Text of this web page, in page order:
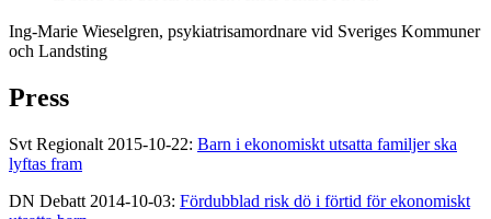
Ing-Marie Wieselgren, psykiatrisamordnare vid Sveriges Kommuner
och Landsting
Press
Svt Regionalt 2015-10-22: Barn i ekonomiskt utsatta familjer ska
lyftas fram
DN Debatt 2014-10-03: Fördubblad risk dö i förtid för ekonomiskt